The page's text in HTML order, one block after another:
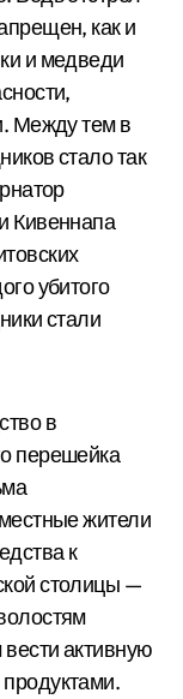
как и
и медведи
Между тем в
стало так
Кивеннапа
убитого
стали
в
перешейка
жители
к
столицы —
активную